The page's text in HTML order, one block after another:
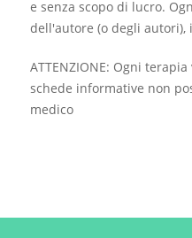
e senza scopo di lucro.
dell'autore (o degli
ATTENZIONE: Ogni
schede informative non
medico